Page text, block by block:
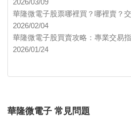
2026/03/09
華隆微電子股票哪裡買？哪裡賣？
2026/02/04
華隆微電子股買賣攻略：專業交易
2026/01/24
華隆微電子 常見問題